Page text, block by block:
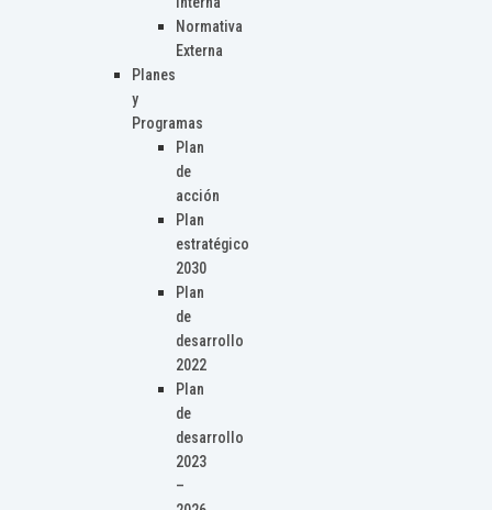
Normativa
Externa
Planes
y
Programas
Plan
de
acción
Plan
estratégico
2030
Plan
de
desarrollo
2022
Plan
de
desarrollo
2023
–